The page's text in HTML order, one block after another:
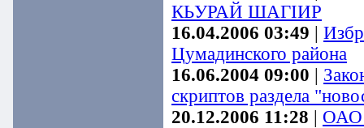
КЬУРАЙ ШАГIИР
16.04.2006 03:49 |
Цумадинского района
16.06.2004 09:00 |
скриптов раздела
20.12.2006 11:28 | ОАО